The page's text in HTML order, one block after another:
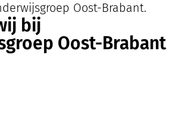
Oost-Brabant.
bij
Oost-Brabant